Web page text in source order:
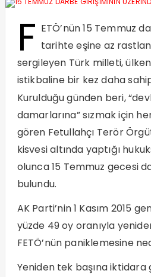
F ETÖ’nün 15 Temmuz
tarihte eşine az
sergileyen Türk milleti,
istikbaline bir kez daha sahip
Kurulduğu günden beri,
damarlarına” sızmak için
gören Fetullahçı Terör
kisvesi altında yaptığı
olunca 15 Temmuz gecesi
bulundu.
AK Parti’nin 1 Kasım 2015
yüzde 49 oy oranıyla
FETÖ’nün paniklemesine
Yeniden tek başına